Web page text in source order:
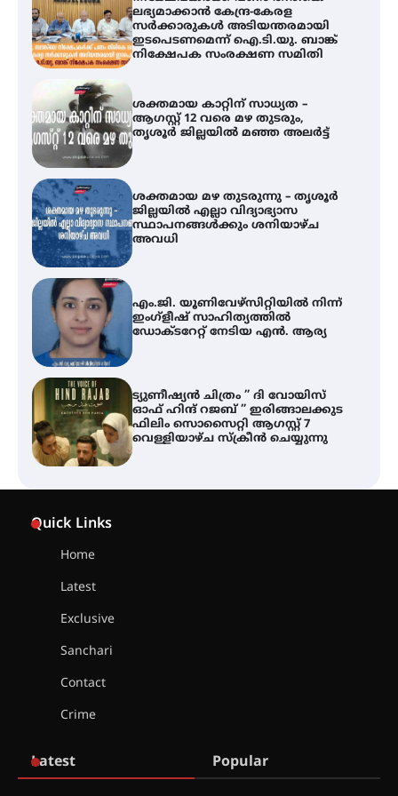
ശക്തമായ കാറ്റിന് സാധ്യത –
ആഗസ്റ്റ് 12 വരെ മഴ തുടരും,
തൃശൂർ ജില്ലയിൽ മഞ്ഞ അലർട്ട്
ശക്തമായ മഴ തുടരുന്നു – തൃശൂർ
ജില്ലയിൽ എല്ലാ വിദ്യാഭ്യാസ
സ്ഥാപനങ്ങൾക്കും ശനിയാഴ്ച
അവധി
എം.ജി. യൂണിവേഴ്‌സിറ്റിയിൽ നിന്ന്
ഇംഗ്ളീഷ് സാഹിത്യത്തിൽ
ഡോക്ടറേറ്റ് നേടിയ എൻ. ആര്യ
ട്യുണീഷ്യൻ ചിത്രം ” ദി വോയിസ്
ഓഫ് ഹിന്ദ് റജബ് ” ഇരിങ്ങാലക്കുട
ഫിലിം സൊസൈറ്റി ആഗസ്റ്റ് 7
വെള്ളിയാഴ്ച സ്‌ക്രീൻ ചെയ്യുന്നു
തിരനോട്ടം ‘അരങ്ങ് 2026’ ഉണർന്നു
Quick Links
Home
Latest
Exclusive
Sanchari
Contact
Crime
Latest Popular